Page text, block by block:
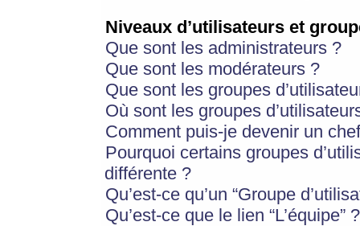
Niveaux d’utilisateurs et
Que sont les administrateurs ?
Que sont les modérateurs ?
Que sont les groupes
Où sont les groupes
Comment puis-je devenir un
Pourquoi certains groupes
différente ?
Qu’est-ce qu’un “Groupe
Qu’est-ce que le lien “L’équipe” ?